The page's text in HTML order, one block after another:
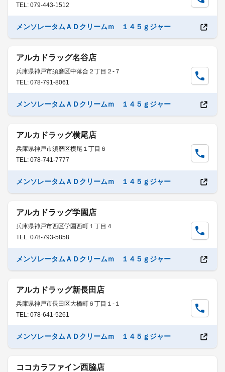
TEL: 079-443-1512
メンソレータムＡＤクリームｍ １４５ｇジャー
アルカドラッグ名谷店
兵庫県神戸市須磨区中落合２丁目２-７
TEL: 078-791-8061
メンソレータムＡＤクリームｍ １４５ｇジャー
アルカドラッグ横尾店
兵庫県神戸市須磨区横尾１丁目６
TEL: 078-741-7777
メンソレータムＡＤクリームｍ １４５ｇジャー
アルカドラッグ学園店
兵庫県神戸市西区学園西町１丁目４
TEL: 078-793-5858
メンソレータムＡＤクリームｍ １４５ｇジャー
アルカドラッグ新長田店
兵庫県神戸市長田区大橋町６丁目１-１
TEL: 078-641-5261
メンソレータムＡＤクリームｍ １４５ｇジャー
ココカラファイン西脇店